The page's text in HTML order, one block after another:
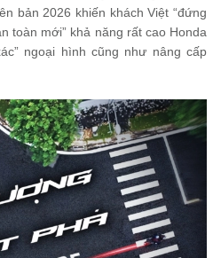
bản 2026 khiến khách Việt “đứng
toàn mới” khả năng rất cao Honda
ngoại hình cũng như nâng cấp